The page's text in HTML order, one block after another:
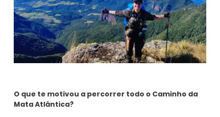
O que te motivou a percorrer todo o Caminho da
Mata Atlântica?